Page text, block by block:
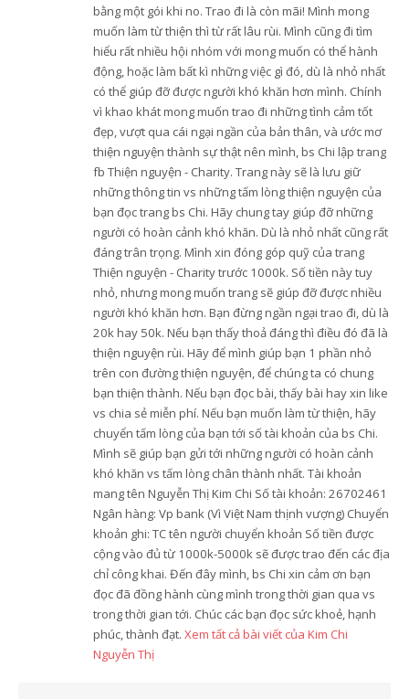
bằng một gói khi no. Trao đi là còn mãi! Mình mong
muốn làm từ thiện thì từ rất lâu rùi. Mình cũng đi tìm
hiểu rất nhiều hội nhóm với mong muốn có thể hành
động, hoặc làm bất kì những việc gì đó, dù là nhỏ nhất
có thể giúp đỡ được người khó khăn hơn mình. Chính
vì khao khát mong muốn trao đi những tình cảm tốt
đẹp, vượt qua cái ngại ngần của bản thân, và ước mơ
thiện nguyện thành sự thật nên mình, bs Chi lập trang
fb Thiện nguyện - Charity. Trang này sẽ là lưu giữ
những thông tin vs những tấm lòng thiện nguyện của
bạn đọc trang bs Chi. Hãy chung tay giúp đỡ những
người có hoàn cảnh khó khăn. Dù là nhỏ nhất cũng rất
đáng trân trọng. Mình xin đóng góp quỹ của trang
Thiện nguyện - Charity trước 1000k. Số tiền này tuy
nhỏ, nhưng mong muốn trang sẽ giúp đỡ được nhiều
người khó khăn hơn. Bạn đừng ngần ngại trao đi, dù là
20k hay 50k. Nếu bạn thấy thoả đáng thì điều đó đã là
thiện nguyện rùi. Hãy để mình giúp bạn 1 phần nhỏ
trên con đường thiện nguyện, để chúng ta có chung
bạn thiện thành. Nếu bạn đọc bài, thấy bài hay xin like
vs chia sẻ miễn phí. Nếu bạn muốn làm từ thiện, hãy
chuyển tấm lòng của bạn tới số tài khoản của bs Chi.
Mình sẽ giúp bạn gửi tới những người có hoàn cảnh
khó khăn vs tấm lòng chân thành nhất. Tài khoản
mang tên Nguyễn Thị Kim Chi Số tài khoản: 26702461
Ngân hàng: Vp bank (Vì Việt Nam thịnh vượng) Chuyển
khoản ghi: TC tên người chuyển khoản Số tiền được
cộng vào đủ từ 1000k-5000k sẽ được trao đến các địa
chỉ công khai. Đến đây mình, bs Chi xin cảm ơn bạn
đọc đã đồng hành cùng mình trong thời gian qua vs
trong thời gian tới. Chúc các bạn đọc sức khoẻ, hạnh
phúc, thành đạt. Xem tất cả bài viết của Kim Chi
Nguyễn Thị